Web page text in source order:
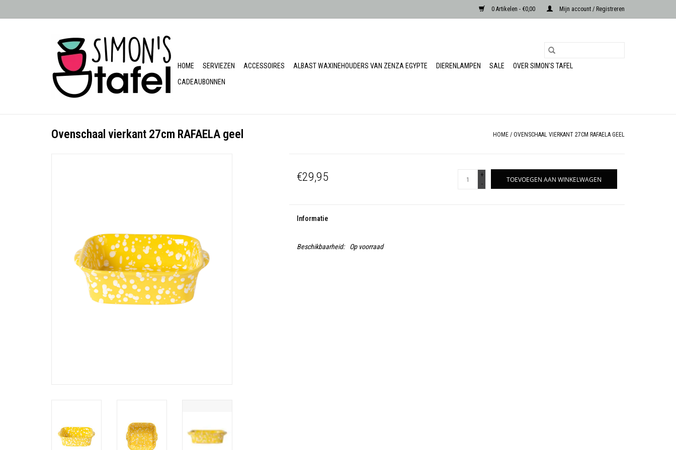
0 Artikelen - €0,00 Mijn account / Registreren
HOME SERVIEZEN ACCESSOIRES ALBAST WAXINEHOUDERS VAN ZENZA EGYPTE DIERENLAMPEN SALE
OVER SIMON'S TAFEL
CADEAUBONNEN
Ovenschaal vierkant 27cm RAFAELA geel HOME / OVENSCHAAL VIERKANT 27CM RAFAELA GEEL
€29,95
+
-
TOEVOEGEN AAN WINKELWAGEN
Informatie
Beschikbaarheid: Op voorraad